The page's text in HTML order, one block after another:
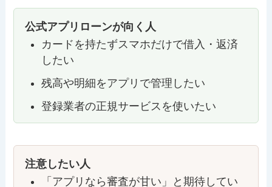
公式アプリローンが向く人
カードを持たずスマホだけで借入・返済
したい
残高や明細をアプリで管理したい
登録業者の正規サービスを使いたい
注意したい人
「アプリなら審査が甘い」と期待してい